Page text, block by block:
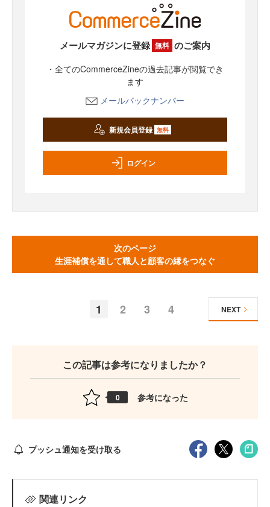
メールマガジンに登録 無料 のご案内
・全てのCommerceZineの過去記事が閲覧でき
ます
メールバックナンバー
新規会員登録 無料
ログイン
次のページ
生涯補償を通して職人と顧客の縁をつなぐ
1 2 3 4 NEXT
この記事は参考になりましたか？
0 参考になった
プッシュ通知を受け取る
関連リンク